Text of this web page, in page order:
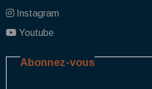
Instagram
Youtube
Abonnez-vous